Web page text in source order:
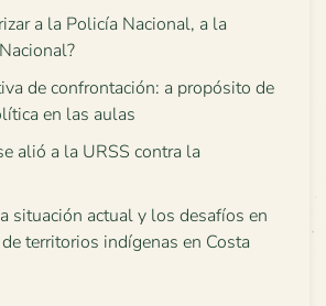
a la Policía Nacional, a la
de confrontación: a propósito de
en las aulas
alió a la URSS contra la
situación actual y los desafíos en
territorios indígenas en Costa